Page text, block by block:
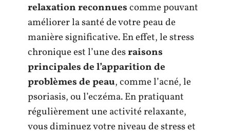
relaxation reconnuescomme pouvant
améliorer la santé de votre peau de
manière significative. En effet, le stress
chronique est l’une desraisons
principales de l’apparition de
problèmes de peau, comme l’acné, le
psoriasis, ou l’eczéma. En pratiquant
régulièrement une activité relaxante,
vous diminuez votre niveau de stress et